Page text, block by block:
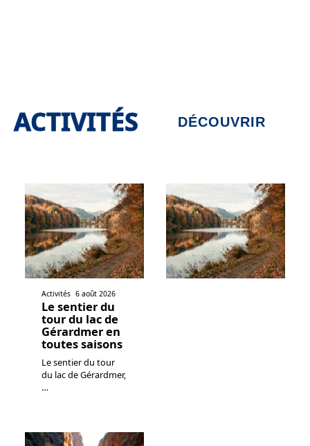
ACTIVITÉS DÉCOUVRIR
Activités 6 août 2026
Le sentier du
tour du lac de
Gérardmer en
toutes saisons
Le sentier du tour
du lac de Gérardmer,
…